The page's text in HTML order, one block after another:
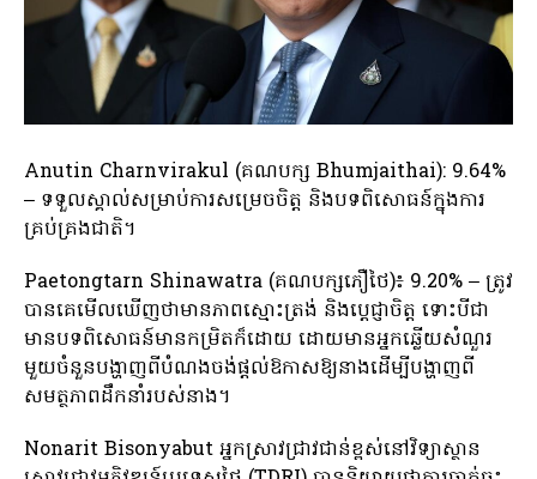
Anutin Charnvirakul (គណបក្ស Bhumjaithai): 9.64%
– ទទួលស្គាល់សម្រាប់ការសម្រេចចិត្ត និងបទពិសោធន៍ក្នុងការ
គ្រប់គ្រងជាតិ។
Paetongtarn Shinawatra (គណបក្សភឿថៃ)៖ 9.20% – ត្រូវ
បានគេមើលឃើញថាមានភាពស្មោះត្រង់ និងប្តេជ្ញាចិត្ត ទោះបីជា
មានបទពិសោធន៍មានកម្រិតក៏ដោយ ដោយមានអ្នកឆ្លើយសំណួរ
មួយចំនួនបង្ហាញពីបំណងចង់ផ្តល់ឱកាសឱ្យនាងដើម្បីបង្ហាញពី
សមត្ថភាពដឹកនាំរបស់នាង។
Nonarit Bisonyabut អ្នកស្រាវជ្រាវជាន់ខ្ពស់នៅវិទ្យាស្ថាន